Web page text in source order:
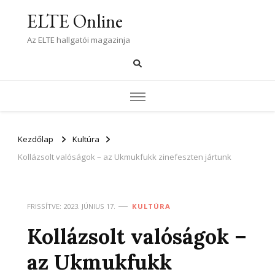
ELTE Online
Az ELTE hallgatói magazinja
Kezdőlap
Kultúra
Kollázsolt valóságok – az Ukmukfukk zinefeszten jártunk
FRISSÍTVE: 2023. JÚNIUS 17. KULTÚRA
Kollázsolt valóságok –
az Ukmukfukk